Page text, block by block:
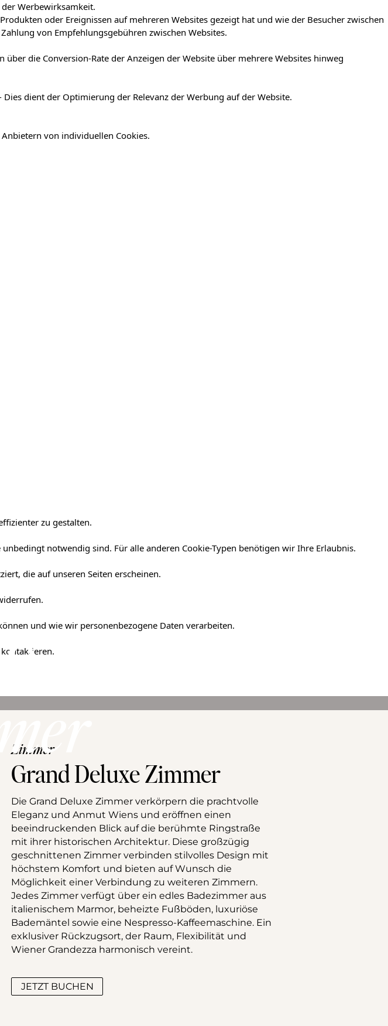
Werbewirksamkeit.
oder Ereignissen auf mehreren Websites gezeigt hat und wie der Besucher zwischen
von Empfehlungsgebühren zwischen Websites.
die Conversion-Rate der Anzeigen der Website über mehrere Websites hinweg
dient der Optimierung der Relevanz der Werbung auf der Website.
von individuellen Cookies.
zu gestalten.
notwendig sind. Für alle anderen Cookie-Typen benötigen wir Ihre Erlaubnis.
die auf unseren Seiten erscheinen.
und wie wir personenbezogene Daten verarbeiten.
Zimmer
Grand Deluxe Zimmer
Die Grand Deluxe Zimmer verkörpern die prachtvolle
Eleganz und Anmut Wiens und eröffnen einen
beeindruckenden Blick auf die berühmte Ringstraße
mit ihrer historischen Architektur. Diese großzügig
geschnittenen Zimmer verbinden stilvolles Design mit
höchstem Komfort und bieten auf Wunsch die
Möglichkeit einer Verbindung zu weiteren Zimmern.
Jedes Zimmer verfügt über ein edles Badezimmer aus
italienischem Marmor, beheizte Fußböden, luxuriöse
Bademäntel sowie eine Nespresso-Kaffeemaschine. Ein
exklusiver Rückzugsort, der Raum, Flexibilität und
Wiener Grandezza harmonisch vereint.
JETZT BUCHEN